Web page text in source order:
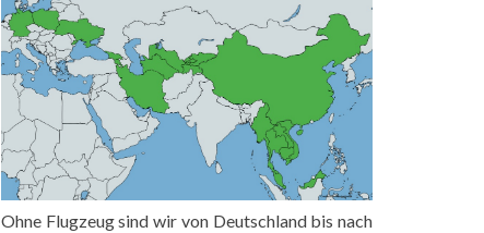
Ohne Flugzeug sind wir von Deutschland bis nach